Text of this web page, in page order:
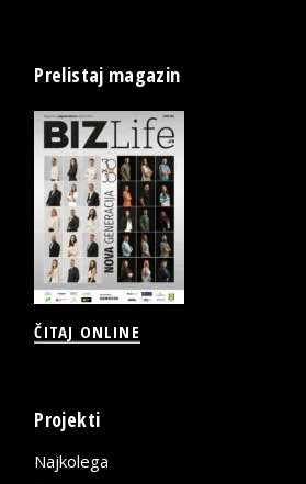
Prelistaj magazin
ČITAJ ONLINE
Projekti
Najkolega